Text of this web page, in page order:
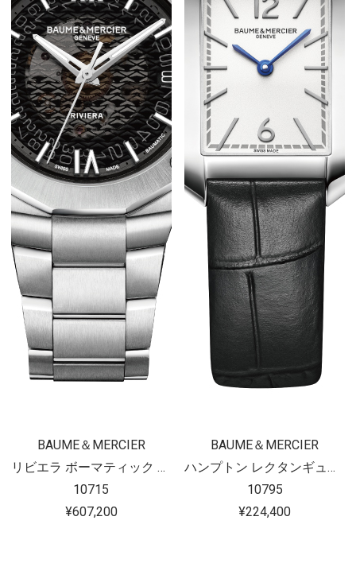
BAUME＆MERCIER
リビエラ ボーマティック 39mm
10715
¥607,200
BAUME＆MERCIER
ハンプトン レクタンギュラー クォーツ
10795
¥224,400